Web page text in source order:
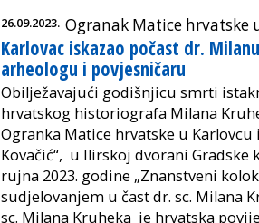
26.09.2023. Ogranak Matice hrvatske
Karlovac iskazao počast dr.
arheologu i povjesničaru
Obilježavajući godišnjicu smrti
hrvatskog historiografa Milana
Ogranka Matice hrvatske u Karlovcu
Kovačić“, u Ilirskoj dvorani Gradske
rujna 2023. godine „Znanstveni
sudjelovanjem u čast dr. sc. Milana
sc. Milana Kruheka je hrvatska